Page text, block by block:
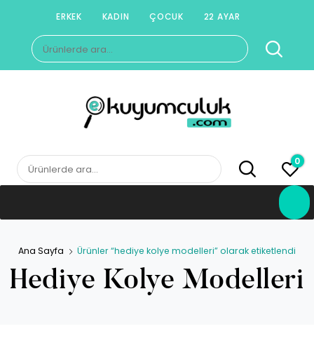
content
ERKEK KADIN ÇOCUK 22 AYAR
Ara:
E-KUYUMCULUK
Herkesin Kuyumcusu
Ara: 0
Ana Sayfa Ürünler “hediye kolye modelleri” olarak etiketlendi
Hediye Kolye Modelleri